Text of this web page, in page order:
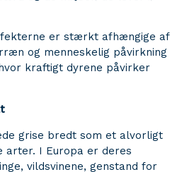
er stærkt afhængige af
og menneskelig påvirkning
kraftigt dyrene påvirker
grise bredt som et alvorligt
arter. I Europa er deres
vildsvinene, genstand for